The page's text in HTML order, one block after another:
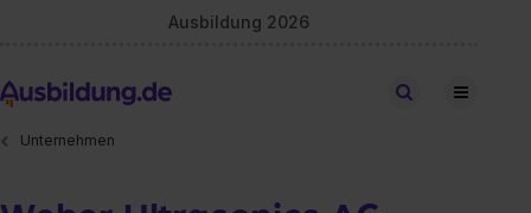
Ausbildung 2026
Stellen finden
Unternehmen